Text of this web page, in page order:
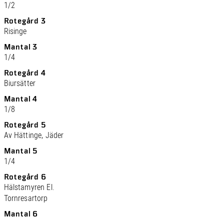
1/2
Rotegård 3
Risinge
Mantal 3
1/4
Rotegård 4
Biursätter
Mantal 4
1/8
Rotegård 5
Av Hättinge, Jäder
Mantal 5
1/4
Rotegård 6
Hälstamyren El.
Tornresartorp
Mantal 6